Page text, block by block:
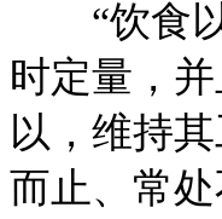
“饮食以
时定量，
以，维持
而止、常